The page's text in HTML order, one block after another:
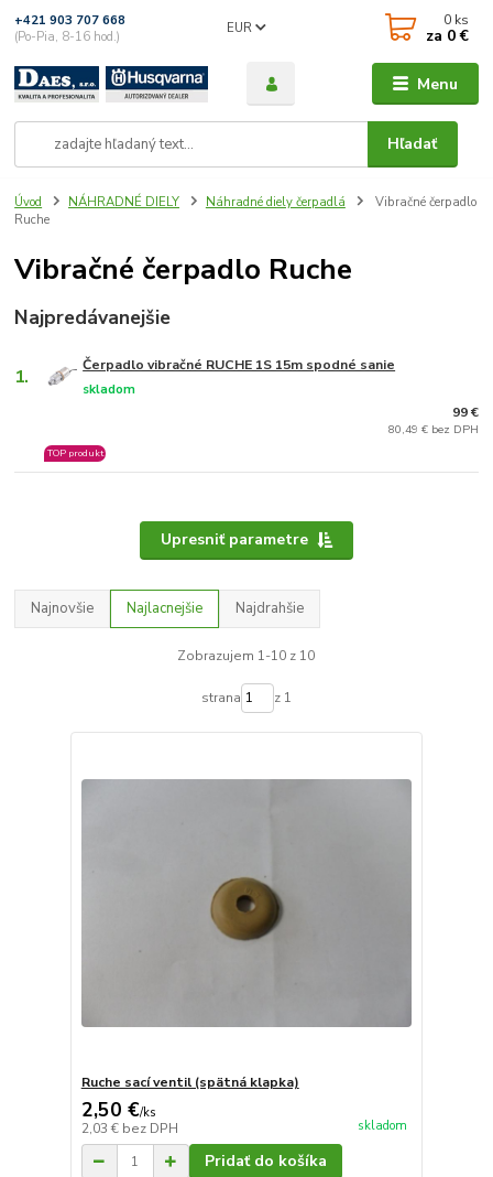
Menu
EUR
Hľadať
+421 903 707 668
(Po-Pia, 8-16 hod.)
0 ks
za 0 €
Úvod NÁHRADNÉ DIELY Náhradné diely čerpadlá
Vibračné čerpadlo
Ruche
Vibračné čerpadlo Ruche
Najpredávanejšie
1. Čerpadlo vibračné RUCHE 1S 15m spodné sanie
skladom
TOP produkt
99 €
80,49 € bez DPH
Upresniť parametre
Najnovšie Najlacnejšie Najdrahšie
Zobrazujem 1-10 z 10
strana z 1
Ruche sací ventil (spätná klapka)
2,50 €/ks
2,03 € bez DPH skladom
Pridať do košíka